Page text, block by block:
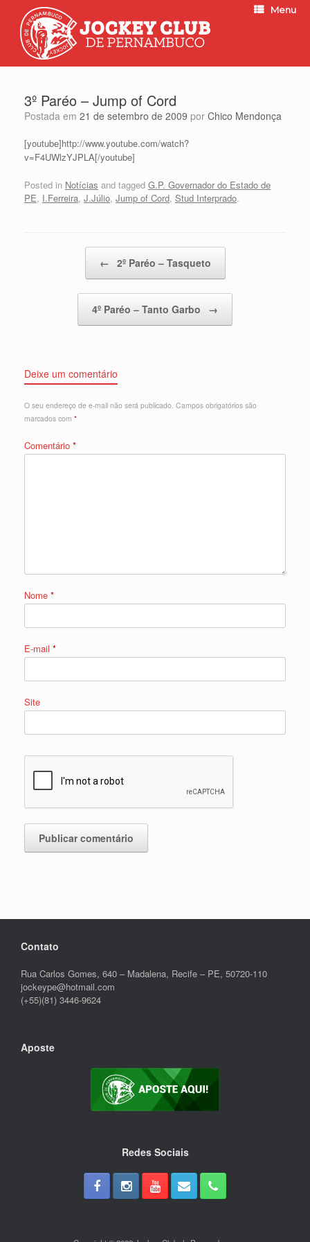
Menu
3º Paréo – Jump of Cord
Postada em 21 de setembro de 2009 por Chico Mendonça
[youtube]http://www.youtube.com/watch?
v=F4UWlzYJPLA[/youtube]
Posted in Notícias and tagged G.P. Governador do Estado de
PE, I.Ferreira, J.Júlio, Jump of Cord, Stud Interprado.
← 2º Paréo – Tasqueto
4º Paréo – Tanto Garbo →
Deixe um comentário
O seu endereço de e-mail não será publicado. Campos obrigatórios são
marcados com *
Comentário *
Nome *
E-mail *
Site
Contato
Rua Carlos Gomes, 640 – Madalena, Recife – PE, 50720-110
jockeype@hotmail.com
(+55)(81) 3446-9624
Aposte
Redes Sociais